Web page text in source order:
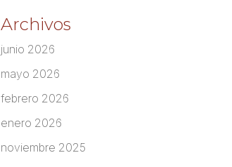
Archivos
junio 2026
mayo 2026
febrero 2026
enero 2026
noviembre 2025